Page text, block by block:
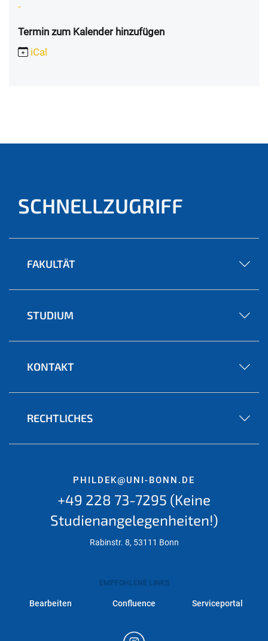
-
Termin zum Kalender hinzufügen
iCal
SCHNELLZUGRIFF
FAKULTÄT
STUDIUM
KONTAKT
RECHTLICHES
PHILDEK@UNI-BONN.DE
+49 228 73-7295 (Keine
Studienangelegenheiten!)
Rabinstr. 8, 53111 Bonn
EMPFOHLENE LINKS
Bearbeiten Confluence Serviceportal